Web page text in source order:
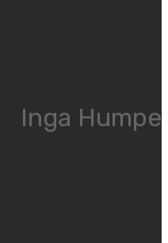
Inga Humpe